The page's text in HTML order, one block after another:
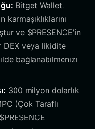
Bitget Wallet,
ve $PRESENCE'in
DEX veya likidite
bağlanabilmenizi
300 milyon dolarlık
(Çok Taraflı